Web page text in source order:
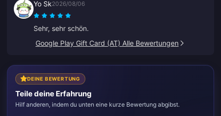
Yo Sk2026/08/06
Sehr, sehr schön.
Google Play Gift Card (AT) Alle Bewertungen
DEINE BEWERTUNG
Teile deine Erfahrung
Hilf anderen, indem du unten eine kurze Bewertung abgibst.